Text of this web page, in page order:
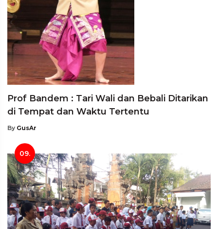
Prof Bandem : Tari Wali dan Bebali Ditarikan
di Tempat dan Waktu Tertentu
By GusAr
09.